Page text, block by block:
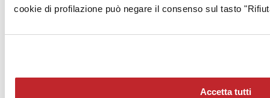
cookie di profilazione può negare il consenso sul tasto
Accetta tutti